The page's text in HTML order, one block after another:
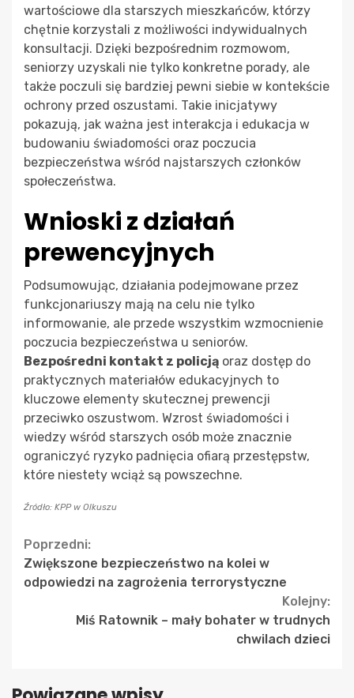
wartościowe dla starszych mieszkańców, którzy
chętnie korzystali z możliwości indywidualnych
konsultacji. Dzięki bezpośrednim rozmowom,
seniorzy uzyskali nie tylko konkretne porady, ale
także poczuli się bardziej pewni siebie w kontekście
ochrony przed oszustami. Takie inicjatywy
pokazują, jak ważna jest interakcja i edukacja w
budowaniu świadomości oraz poczucia
bezpieczeństwa wśród najstarszych członków
społeczeństwa.
Wnioski z działań
prewencyjnych
Podsumowując, działania podejmowane przez
funkcjonariuszy mają na celu nie tylko
informowanie, ale przede wszystkim wzmocnienie
poczucia bezpieczeństwa u seniorów.
Bezpośredni kontakt z policją oraz dostęp do
praktycznych materiałów edukacyjnych to
kluczowe elementy skutecznej prewencji
przeciwko oszustwom. Wzrost świadomości i
wiedzy wśród starszych osób może znacznie
ograniczyć ryzyko padnięcia ofiarą przestępstw,
które niestety wciąż są powszechne.
Źródło: KPP w Olkuszu
Continue
Reading
Poprzedni:
Zwiększone bezpieczeństwo na kolei w
odpowiedzi na zagrożenia terrorystyczne
Kolejny:
Miś Ratownik – mały bohater w trudnych
chwilach dzieci